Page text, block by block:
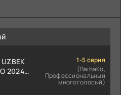
2024
Skachat
1-5 серия
(BaibaKo,
Профессиональный
многоголосый)